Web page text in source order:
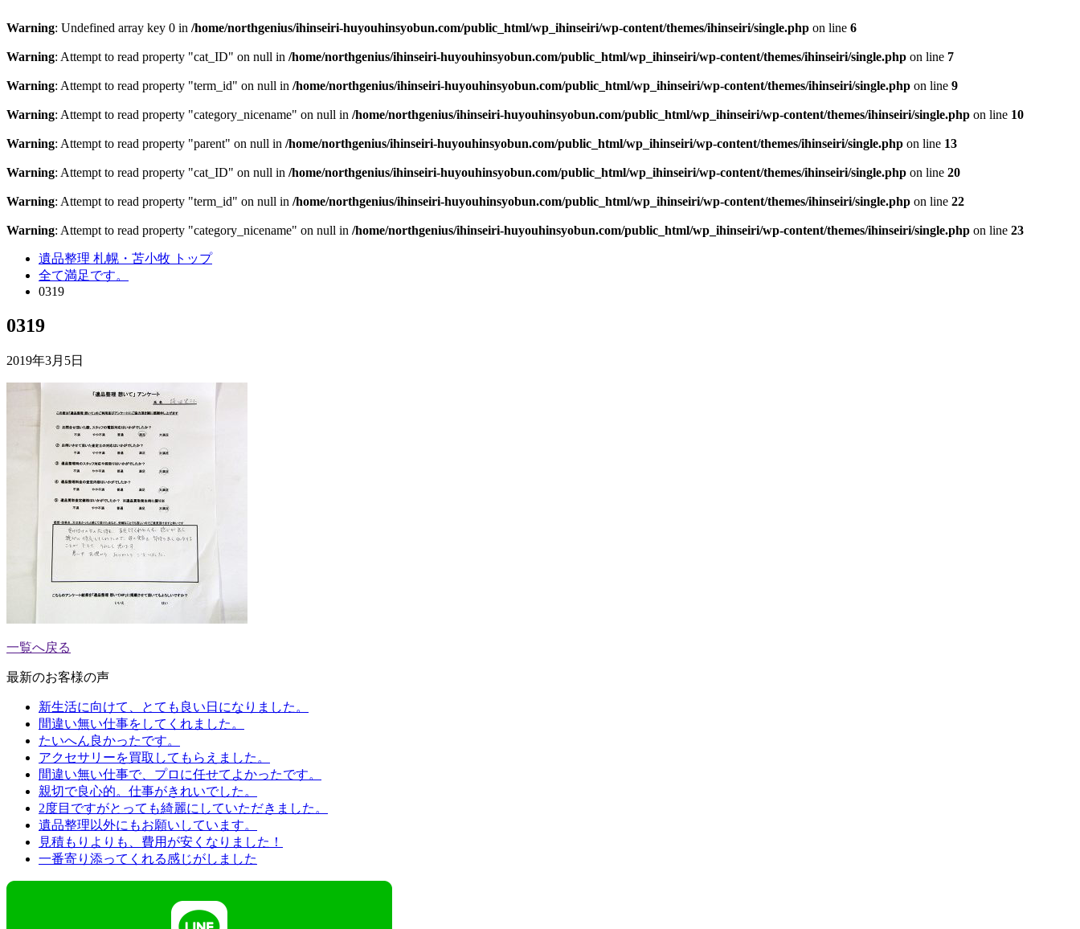
Warning: Undefined array key 0 in /home/northgenius/ihinseiri-huyouhinsyobun.com/public_html/wp_ihinseiri/wp-content/themes/ihinseiri/single.php on line 6
Warning: Attempt to read property "cat_ID" on null in /home/northgenius/ihinseiri-huyouhinsyobun.com/public_html/wp_ihinseiri/wp-content/themes/ihinseiri/single.php on line 7
Warning: Attempt to read property "term_id" on null in /home/northgenius/ihinseiri-huyouhinsyobun.com/public_html/wp_ihinseiri/wp-content/themes/ihinseiri/single.php on line 9
Warning: Attempt to read property "category_nicename" on null in /home/northgenius/ihinseiri-huyouhinsyobun.com/public_html/wp_ihinseiri/wp-content/themes/ihinseiri/single.php on line 10
Warning: Attempt to read property "parent" on null in /home/northgenius/ihinseiri-huyouhinsyobun.com/public_html/wp_ihinseiri/wp-content/themes/ihinseiri/single.php on line 13
Warning: Attempt to read property "cat_ID" on null in /home/northgenius/ihinseiri-huyouhinsyobun.com/public_html/wp_ihinseiri/wp-content/themes/ihinseiri/single.php on line 20
Warning: Attempt to read property "term_id" on null in /home/northgenius/ihinseiri-huyouhinsyobun.com/public_html/wp_ihinseiri/wp-content/themes/ihinseiri/single.php on line 22
Warning: Attempt to read property "category_nicename" on null in /home/northgenius/ihinseiri-huyouhinsyobun.com/public_html/wp_ihinseiri/wp-content/themes/ihinseiri/single.php on line 23
遺品整理 札幌・苫小牧 トップ
全て満足です。
0319
0319
2019年3月5日
一覧へ戻る
最新のお客様の声
新生活に向けて、とても良い日になりました。
間違い無い仕事をしてくれました。
たいへん良かったです。
アクセサリーを買取してもらえました。
間違い無い仕事で、プロに任せてよかったです。
親切で良心的。仕事がきれいでした。
2度目ですがとっても綺麗にしていただきました。
遺品整理以外にもお願いしています。
見積もりよりも、費用が安くなりました！
一番寄り添ってくれる感じがしました